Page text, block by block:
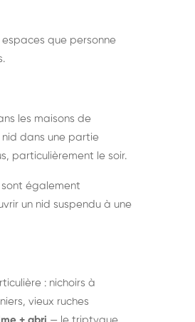
que personne
les maisons de
dans une partie
particulièrement le soir.
sont également
un nid suspendu à une
: nichoirs à
vieux ruches